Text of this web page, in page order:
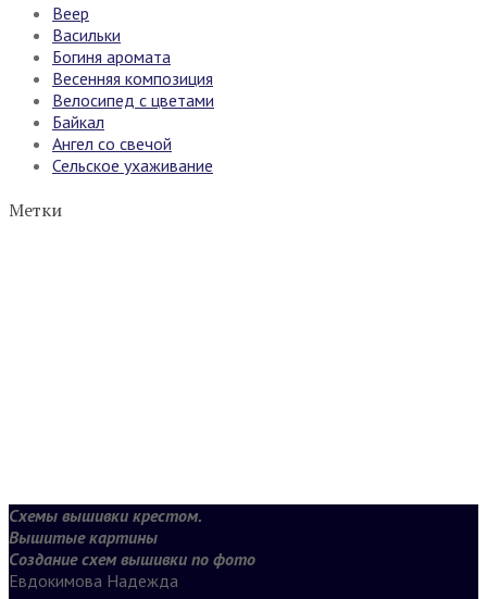
Веер
Васильки
Богиня аромата
Весенняя композиция
Велосипед с цветами
Байкал
Ангел со свечой
Сельское ухаживание
Метки
Схемы вышивки крестом.
Вышитые картины
Создание схем вышивки по фото
Евдокимова Надежда